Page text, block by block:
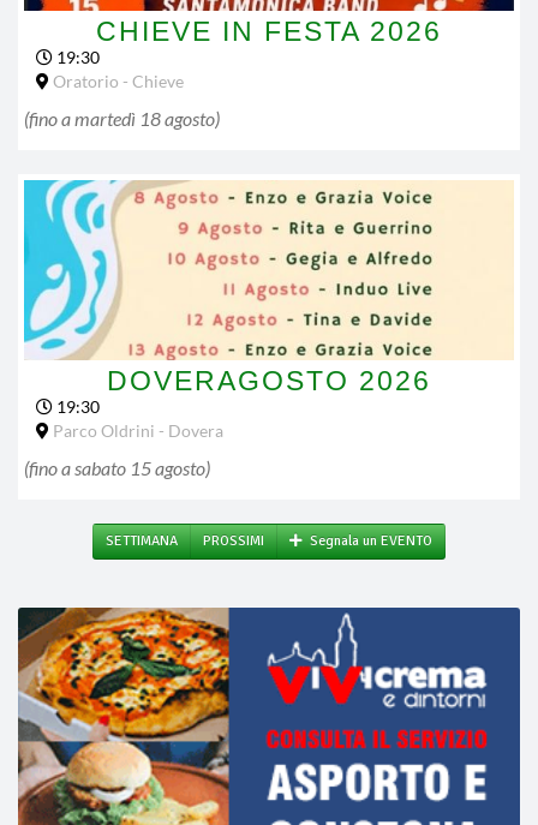
CHIEVE IN FESTA 2026
19:30
Oratorio - Chieve
(fino amartedì 18 agosto)
DOVERAGOSTO 2026
19:30
Parco Oldrini - Dovera
(fino asabato 15 agosto)
SETTIMANA PROSSIMI Segnala un EVENTO